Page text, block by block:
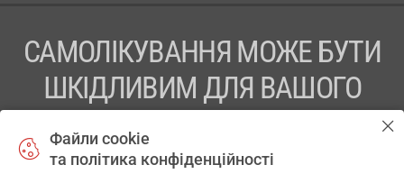
САМОЛІКУВАННЯ МОЖЕ БУТИ
ШКІДЛИВИМ ДЛЯ ВАШОГО
ПЕРЕД ЗАСТОСУВАННЯМ ПРЕПАРАТУ ПРОКОНСУЛЬТУЙТЕСЬ
Файли cookie
та політика конфіденційності